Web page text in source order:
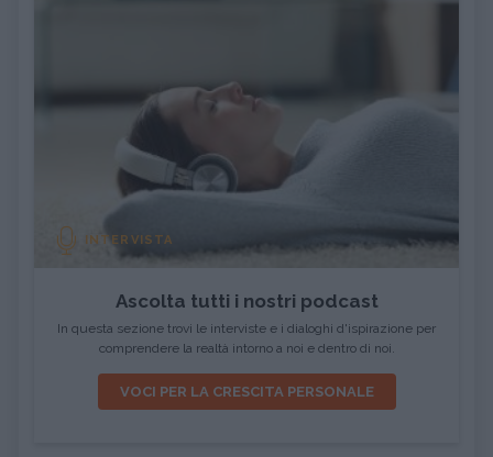
INTERVISTA
Ascolta tutti i nostri podcast
In questa sezione trovi le interviste e i dialoghi d'ispirazione per
comprendere la realtà intorno a noi e dentro di noi.
VOCI PER LA CRESCITA PERSONALE